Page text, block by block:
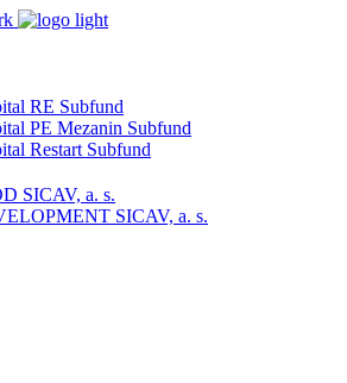
RE Subfund
PE Mezanin Subfund
Restart Subfund
SICAV, a. s.
SICAV, a. s.